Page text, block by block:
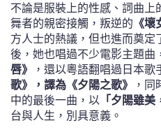
不論是服裝上的性感、詞曲上
舞者的親密接觸，叛逆的 《壞
方人士的熱議，但也進而奠
後，她也唱過不少電影主題曲
唇》
，還以粵語翻唱過日本歌
歌》，譯為《夕陽之歌》
，
中的最後一曲，以 「夕陽雖美
台與人生，別具意義。